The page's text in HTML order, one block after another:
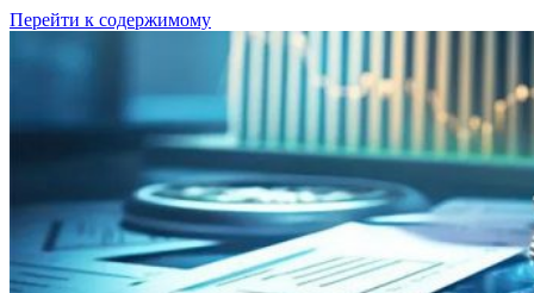
Перейти к содержимому